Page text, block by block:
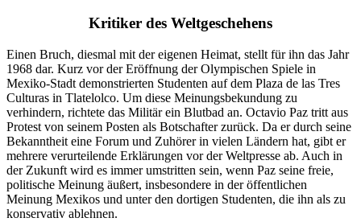
Kritiker des Weltgeschehens
Einen Bruch, diesmal mit der eigenen Heimat, stellt für ihn das Jahr
1968 dar. Kurz vor der Eröffnung der Olympischen Spiele in
Mexiko-Stadt demonstrierten Studenten auf dem Plaza de las Tres
Culturas in Tlatelolco. Um diese Meinungsbekundung zu
verhindern, richtete das Militär ein Blutbad an. Octavio Paz tritt aus
Protest von seinem Posten als Botschafter zurück. Da er durch seine
Bekanntheit eine Forum und Zuhörer in vielen Ländern hat, gibt er
mehrere verurteilende Erklärungen vor der Weltpresse ab. Auch in
der Zukunft wird es immer umstritten sein, wenn Paz seine freie,
politische Meinung äußert, insbesondere in der öffentlichen
Meinung Mexikos und unter den dortigen Studenten, die ihn als zu
konservativ ablehnen.